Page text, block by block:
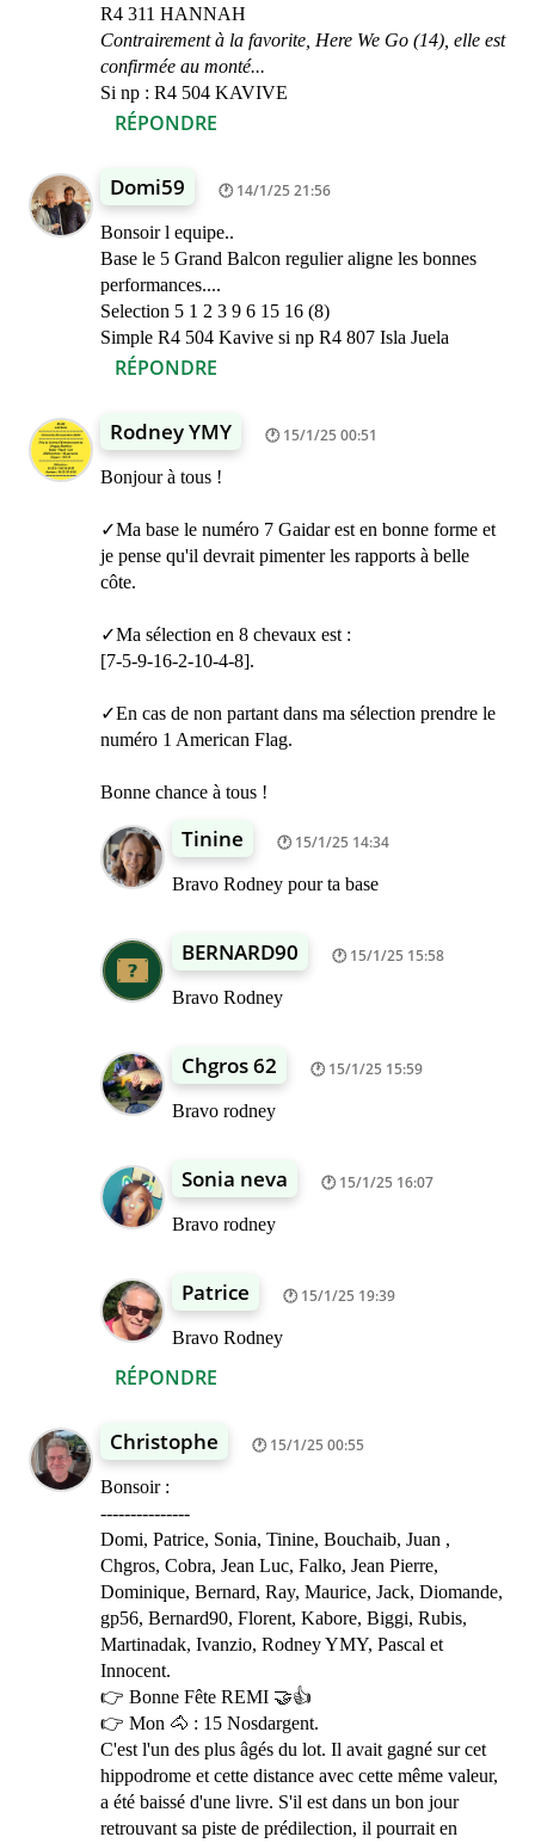
R4 311 HANNAH
Contrairement à la favorite, Here We Go (14), elle est
confirmée au monté...
Si np : R4 504 KAVIVE
RÉPONDRE
Domi59 14/1/25 21:56
Bonsoir l equipe..
Base le 5 Grand Balcon regulier aligne les bonnes
performances....
Selection 5 1 2 3 9 6 15 16 (8)
Simple R4 504 Kavive si np R4 807 Isla Juela
RÉPONDRE
Rodney YMY 15/1/25 00:51
Bonjour à tous !
✓Ma base le numéro 7 Gaidar est en bonne forme et
je pense qu'il devrait pimenter les rapports à belle
côte.
✓Ma sélection en 8 chevaux est :
[7-5-9-16-2-10-4-8].
✓En cas de non partant dans ma sélection prendre le
numéro 1 American Flag.
Bonne chance à tous !
RÉPONDRE
Tinine 15/1/25 14:34
Bravo Rodney pour ta base
BERNARD90 15/1/25 15:58
Bravo Rodney
Chgros 62 15/1/25 15:59
Bravo rodney
Sonia neva 15/1/25 16:07
Bravo rodney
Patrice 15/1/25 19:39
Bravo Rodney
Christophe 15/1/25 00:55
Bonsoir :
---------------
Domi, Patrice, Sonia, Tinine, Bouchaib, Juan ,
Chgros, Cobra, Jean Luc, Falko, Jean Pierre,
Dominique, Bernard, Ray, Maurice, Jack, Diomande,
gp56, Bernard90, Florent, Kabore, Biggi, Rubis,
Martinadak, Ivanzio, Rodney YMY, Pascal et
Innocent.
👉 Bonne Fête REMI 🤝👍
👉 Mon 🐴 : 15 Nosdargent.
C'est l'un des plus âgés du lot. Il avait gagné sur cet
hippodrome et cette distance avec cette même valeur,
a été baissé d'une livre. S'il est dans un bon jour
retrouvant sa piste de prédilection, il pourrait en